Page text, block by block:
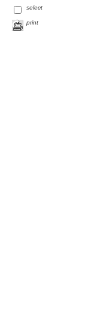
select
print